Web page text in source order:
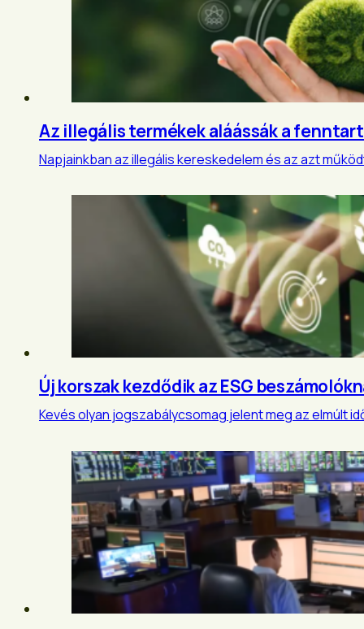
Az illegális termékek aláássák a
Napjainkban az illegális kereskedelem és az azt
Új korszak kezdődik az ESG
Kevés olyan jogszabálycsomag jelent meg az elmúlt